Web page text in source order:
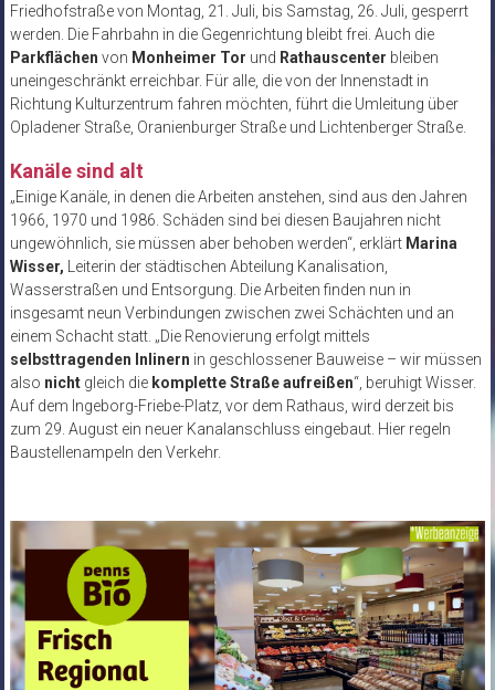
Friedhofstraße von Montag, 21. Juli, bis Samstag, 26. Juli, gesperrt
werden. Die Fahrbahn in die Gegenrichtung bleibt frei. Auch die
Parkflächen von Monheimer Tor und Rathauscenter bleiben
uneingeschränkt erreichbar. Für alle, die von der Innenstadt in
Richtung Kulturzentrum fahren möchten, führt die Umleitung über
Opladener Straße, Oranienburger Straße und Lichtenberger Straße.
Kanäle sind alt
„Einige Kanäle, in denen die Arbeiten anstehen, sind aus den Jahren
1966, 1970 und 1986. Schäden sind bei diesen Baujahren nicht
ungewöhnlich, sie müssen aber behoben werden“, erklärt Marina
Wisser, Leiterin der städtischen Abteilung Kanalisation,
Wasserstraßen und Entsorgung. Die Arbeiten finden nun in
insgesamt neun Verbindungen zwischen zwei Schächten und an
einem Schacht statt. „Die Renovierung erfolgt mittels
selbsttragenden Inlinern in geschlossener Bauweise – wir müssen
also nichtgleich diekompletteStraße aufreißen“, beruhigt Wisser.
Auf dem Ingeborg-Friebe-Platz, vor dem Rathaus, wird derzeit bis
zum 29. August ein neuer Kanalanschluss eingebaut. Hier regeln
Baustellenampeln den Verkehr.